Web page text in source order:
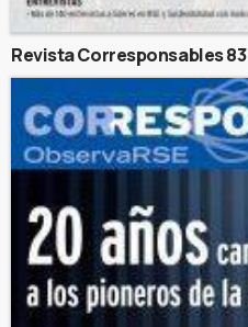
Revista Corresponsables 83